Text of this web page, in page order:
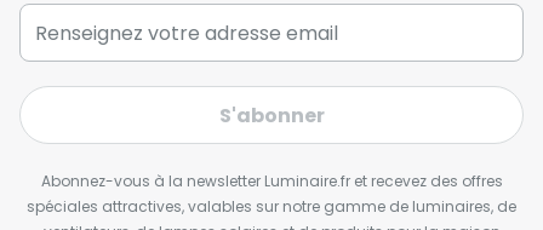
S'abonner
Abonnez-vous à la newsletter Luminaire.fr et recevez des offres
spéciales attractives, valables sur notre gamme de luminaires, de